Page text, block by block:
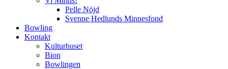
Pelle Nöjd
Svenne Hedlunds Minnesfond
Bowling
Kontakt
Kulturhuset
Bion
Bowlingen